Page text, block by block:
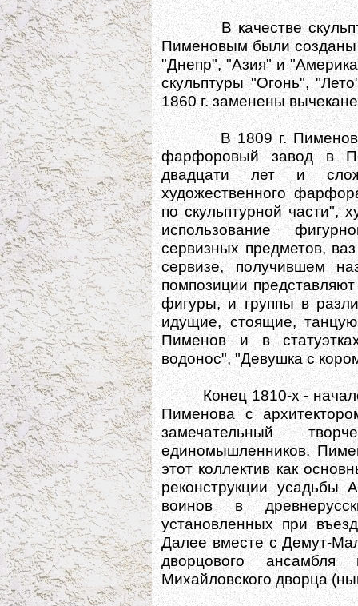
В качестве
Пименовым были
"Днепр", "Азия" и
скульптуры "Огонь",
1860 г. заменены
В 1809 г. Пименов
фарфоровый завод в
двадцати лет и
художественного
по скульптурной части",
использование
сервизных предметов,
сервизе, получившем
помпозиции
фигуры, и группы в
идущие, стоящие,
Пименов и в
водонос", "Девушка с
Конец 1810-х - начало
Пименова с
замечательный
единомышленников.
этот коллектив как
реконструкции усадьбы
воинов в
установленных при
Далее вместе с Демут-
дворцового
Михайловского дворца